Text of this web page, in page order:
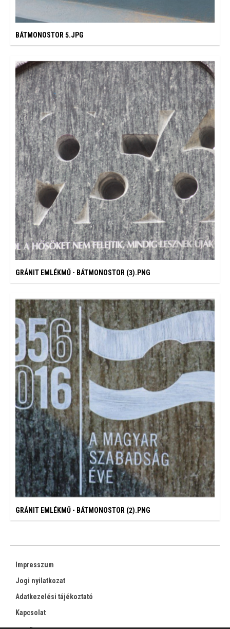
BÁTMONOSTOR 5.JPG
GRÁNIT EMLÉKMŰ - BÁTMONOSTOR (3).PNG
GRÁNIT EMLÉKMŰ - BÁTMONOSTOR (2).PNG
Impresszum
Jogi nyilatkozat
Adatkezelési tájékoztató
Kapcsolat